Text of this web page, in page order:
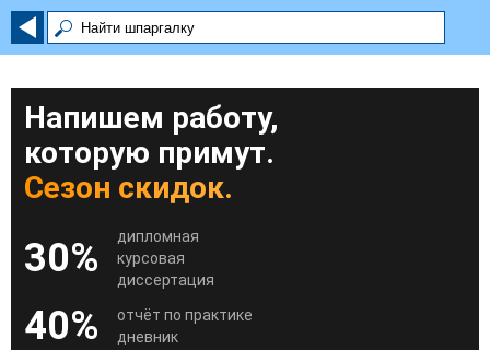
Напишем работу,
которую примут.
Сезон скидок.
30%
дипломная
курсовая
диссертация
40%
отчёт по практике
дневник